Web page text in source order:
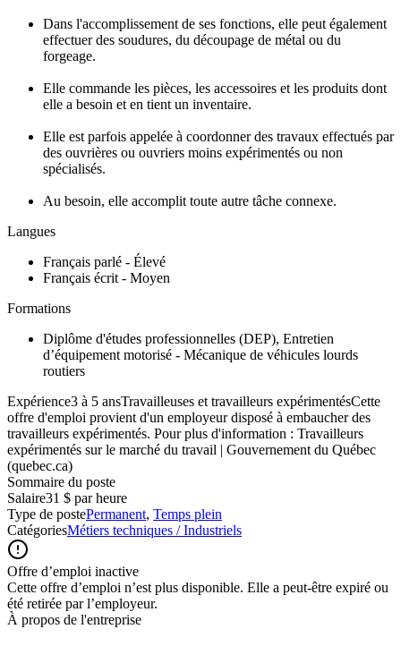
Dans l'accomplissement de ses fonctions, elle peut également
effectuer des soudures, du découpage de métal ou du
forgeage.
Elle commande les pièces, les accessoires et les produits dont
elle a besoin et en tient un inventaire.
Elle est parfois appelée à coordonner des travaux effectués par
des ouvrières ou ouvriers moins expérimentés ou non
spécialisés.
Au besoin, elle accomplit toute autre tâche connexe.
Langues
Français parlé - Élevé
Français écrit - Moyen
Formations
Diplôme d'études professionnelles (DEP), Entretien
d’équipement motorisé - Mécanique de véhicules lourds
routiers
Expérience3 à 5 ansTravailleuses et travailleurs expérimentésCette
offre d'emploi provient d'un employeur disposé à embaucher des
travailleurs expérimentés. Pour plus d'information : Travailleurs
expérimentés sur le marché du travail | Gouvernement du Québec
(quebec.ca)
Sommaire du poste
Salaire31 $ par heure
Type de postePermanent, Temps plein
CatégoriesMétiers techniques / Industriels
Offre d’emploi inactive
Cette offre d’emploi n’est plus disponible. Elle a peut-être expiré ou
été retirée par l’employeur.
À propos de l'entreprise